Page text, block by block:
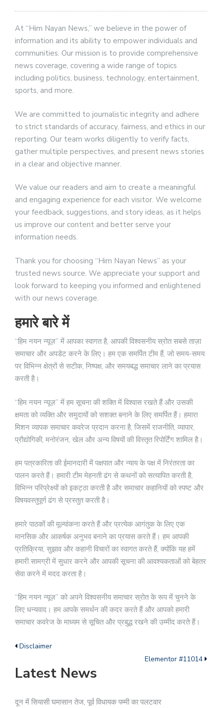
At “Him Nayan News,” we believe in the power of
information and its ability to empower individuals and
communities. Our mission is to provide comprehensive
news coverage, covering a wide range of topics
including politics, business, technology, entertainment,
sports, and more.
We are committed to journalistic integrity and adhere
to strict standards of accuracy, fairness, and ethics in our
reporting. Our team works diligently to verify facts,
gather multiple perspectives, and present news stories
in a clear and objective manner.
We value our readers and aim to create a meaningful
and engaging experience for each visitor. We welcome
your feedback, suggestions, and story ideas, as it helps
us improve our content and better serve your
information needs.
Thank you for choosing “Him Nayan News” as your
trusted news source. We appreciate your support and
look forward to keeping you informed and enlightened
with our news coverage.
हमारे बारे में
“हिम नयन न्यूज़” में आपका स्वागत है, आपकी विश्वसनीय स्रोत सबसे ताज़ा
समाचार और अपडेट करने के लिए। हम एक समर्पित टीम हैं, जो समय-समय
पर विभिन्न क्षेत्रों से सटीक, निष्पक्ष, और समयबद्ध समाचार लाने का प्रयास
करती है।
“हिम नयन न्यूज़” में हम सूचना की शक्ति में विश्वास रखते हैं और उसकी
क्षमता को व्यक्ति और समुदायों को सशक्त बनाने के लिए समर्पित हैं। हमारा
मिशन व्यापक समाचार कवरेज प्रदान करना है, जिसमें राजनीति, व्यापार,
प्रौद्योगिकी, मनोरंजन, खेल और अन्य विषयों की विस्तृत रिपोर्टिंग शामिल है।
हम पत्रकारिता की ईमानदारी में पक्षपात और न्याय के पक्ष में निरंतरता का
पालन करते हैं। हमारी टीम मेहनती ढंग से कथनों को सत्यापित करती है,
विभिन्न परिप्रेक्ष्यों को इकट्ठा करती है और समाचार कहानियों को स्पष्ट और
विषयवस्तुपूर्ण ढंग से प्रस्तुत करती है।
हमारे पाठकों की मूल्यांकना करते हैं और प्रत्येक आगंतुक के लिए एक
मानसिक और आकर्षक अनुभव बनाने का प्रयास करते हैं। हम आपकी
प्रतिक्रिया, सुझाव और कहानी विचारों का स्वागत करते हैं, क्योंकि यह हमें
हमारी सामग्री में सुधार करने और आपकी सूचना की आवश्यकताओं को बेहतर
सेवा करने में मदद करता है।
“हिम नयन न्यूज़” को अपने विश्वसनीय समाचार स्रोत के रूप में चुनने के
लिए धन्यवाद। हम आपके समर्थन की कदर करते हैं और आपको हमारी
समाचार कवरेज के माध्यम से सूचित और प्रबुद्ध रखने की उम्मीद करते हैं।
Disclaimer
Elementor #11014
Latest News
दून में सियासी घमासान तेज, पूर्व विधायक पम्मी का पलटवार